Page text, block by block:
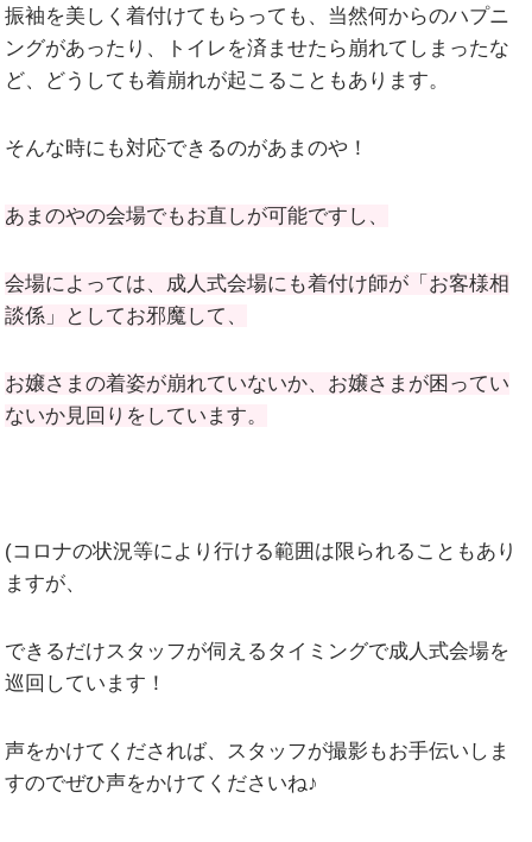
振袖を美しく着付けてもらっても、当然何からのハプニ
ングがあったり、トイレを済ませたら崩れてしまったな
ど、どうしても着崩れが起こることもあります。
そんな時にも対応できるのがあまのや！
あまのやの会場でもお直しが可能ですし、
会場によっては、成人式会場にも着付け師が「お客様相
談係」としてお邪魔して、
お嬢さまの着姿が崩れていないか、お嬢さまが困ってい
ないか見回りをしています。
(コロナの状況等により行ける範囲は限られることもあり
ますが、
できるだけスタッフが伺えるタイミングで成人式会場を
巡回しています！
声をかけてくだされば、スタッフが撮影もお手伝いしま
すのでぜひ声をかけてくださいね♪